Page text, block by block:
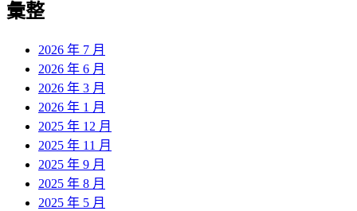
彙整
2026 年 7 月
2026 年 6 月
2026 年 3 月
2026 年 1 月
2025 年 12 月
2025 年 11 月
2025 年 9 月
2025 年 8 月
2025 年 5 月